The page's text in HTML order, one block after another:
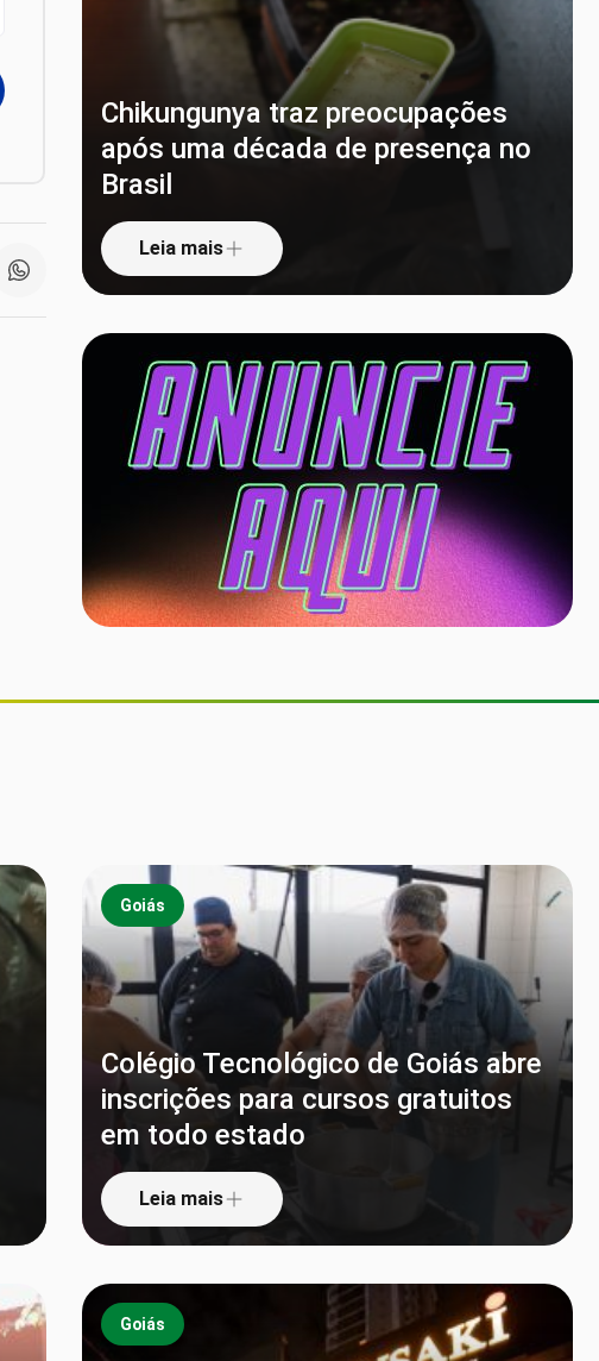
Chikungunya traz preocupações
após uma década de presença no
Brasil
Leia mais
Goiás
Colégio Tecnológico de Goiás abre
inscrições para cursos gratuitos
em todo estado
Leia mais
Goiás